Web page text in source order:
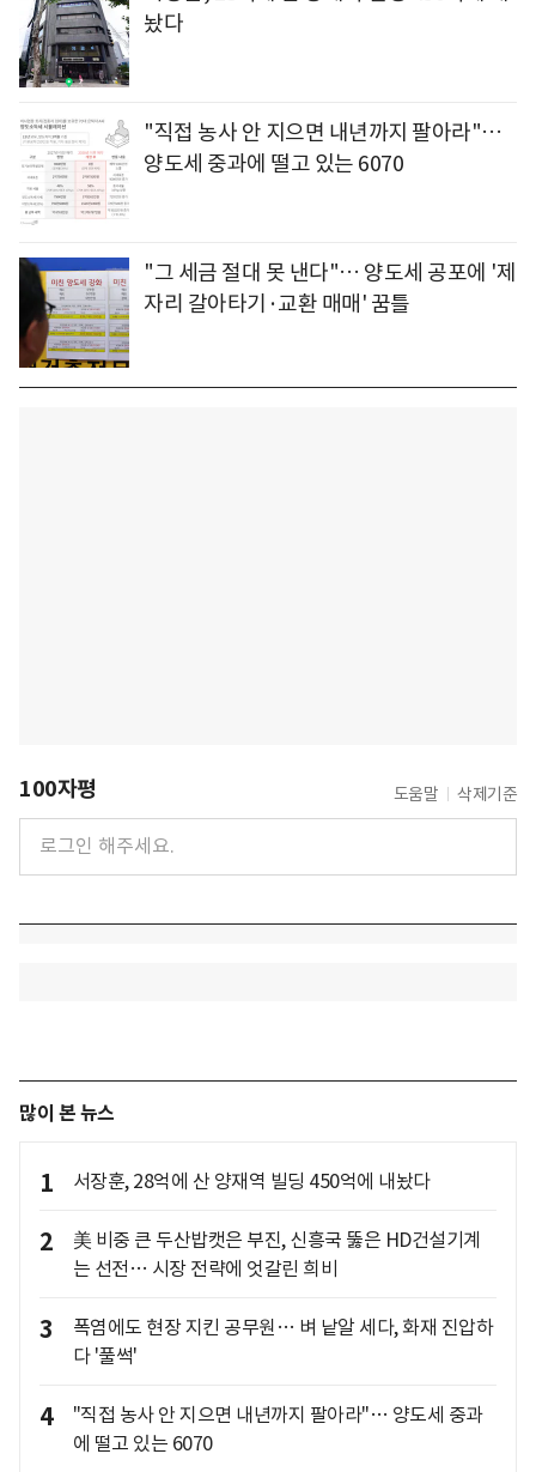
놨다
"직접 농사 안 지으면 내년까지 팔아라"…
양도세 중과에 떨고 있는 6070
"그 세금 절대 못 낸다"… 양도세 공포에 '제
자리 갈아타기·교환 매매' 꿈틀
100자평 도움말 삭제기준
많이 본 뉴스
1 서장훈, 28억에 산 양재역 빌딩 450억에 내놨다
2
美 비중 큰 두산밥캣은 부진, 신흥국 뚫은 HD건설기계
는 선전… 시장 전략에 엇갈린 희비
3
폭염에도 현장 지킨 공무원… 벼 낱알 세다, 화재 진압하
다 '풀썩'
4
"직접 농사 안 지으면 내년까지 팔아라"… 양도세 중과
에 떨고 있는 6070